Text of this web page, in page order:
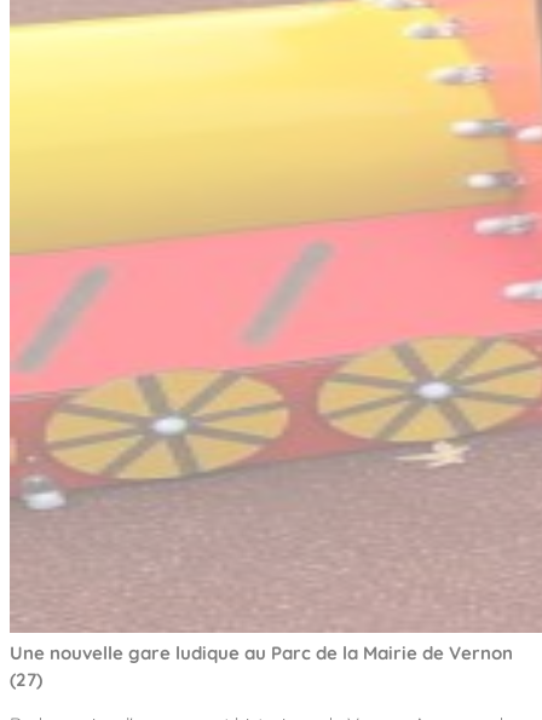
Une nouvelle gare ludique au Parc de la Mairie de Vernon
(27)